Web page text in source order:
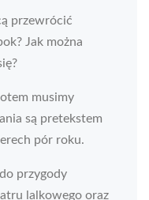
przewrócić
Jak można
musimy
są pretekstem
pór roku.
przygody
lalkowego oraz